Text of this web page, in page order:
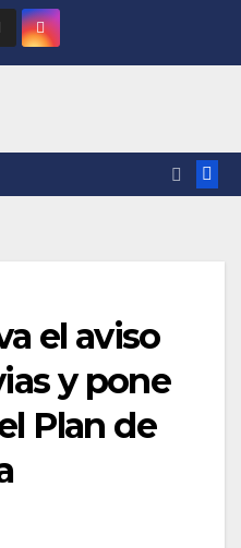
el aviso
y pone
Plan de